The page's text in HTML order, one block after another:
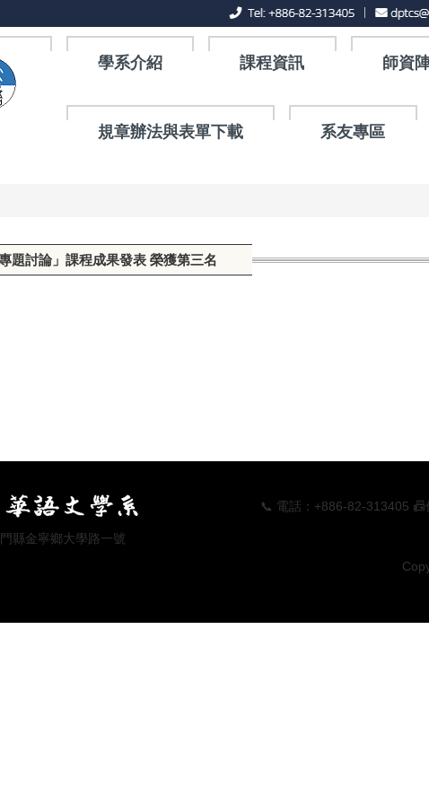
學系介紹 課程資訊 師資
規章辦法與表單下載 系友專區
題討論」課程成果發表 榮獲第三名
📞 電話：+886-82-313405 📠傳真：
縣金寧鄉大學路一號